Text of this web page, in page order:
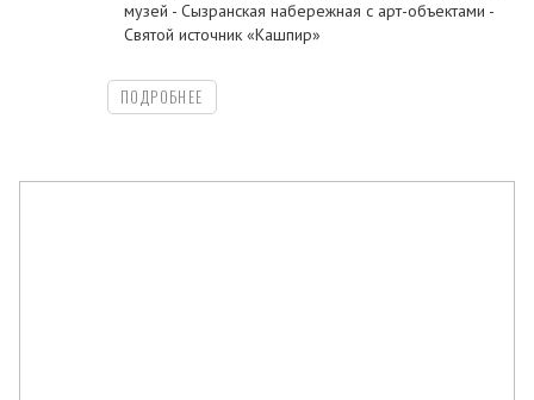
музей - Сызранская набережная с арт-объектами -
Святой источник «Кашпир»
ПОДРОБНЕЕ